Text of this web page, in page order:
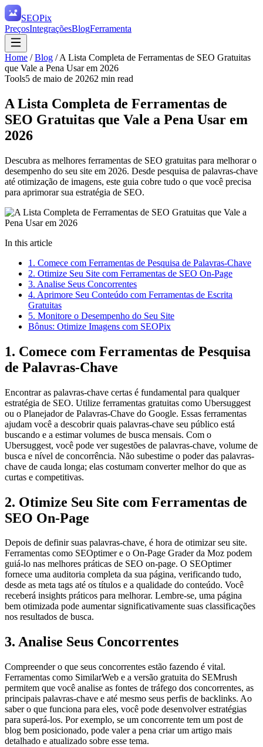
SEOPix
PreçosIntegraçõesBlogFerramenta
Home /Blog /A Lista Completa de Ferramentas de SEO Gratuitas
que Vale a Pena Usar em 2026
Tools5 de maio de 20262 min read
A Lista Completa de Ferramentas de
SEO Gratuitas que Vale a Pena Usar em
2026
Descubra as melhores ferramentas de SEO gratuitas para melhorar o
desempenho do seu site em 2026. Desde pesquisa de palavras-chave
até otimização de imagens, este guia cobre tudo o que você precisa
para aprimorar sua estratégia de SEO.
In this article
1. Comece com Ferramentas de Pesquisa de Palavras-Chave
2. Otimize Seu Site com Ferramentas de SEO On-Page
3. Analise Seus Concorrentes
4. Aprimore Seu Conteúdo com Ferramentas de Escrita
Gratuitas
5. Monitore o Desempenho do Seu Site
Bônus: Otimize Imagens com SEOPix
1. Comece com Ferramentas de Pesquisa
de Palavras-Chave
Encontrar as palavras-chave certas é fundamental para qualquer
estratégia de SEO. Utilize ferramentas gratuitas como Ubersuggest
ou o Planejador de Palavras-Chave do Google. Essas ferramentas
ajudam você a descobrir quais palavras-chave seu público está
buscando e a estimar volumes de busca mensais. Com o
Ubersuggest, você pode ver sugestões de palavras-chave, volume de
busca e nível de concorrência. Não subestime o poder das palavras-
chave de cauda longa; elas costumam converter melhor do que as
curtas e competitivas.
2. Otimize Seu Site com Ferramentas de
SEO On-Page
Depois de definir suas palavras-chave, é hora de otimizar seu site.
Ferramentas como SEOptimer e o On-Page Grader da Moz podem
guiá-lo nas melhores práticas de SEO on-page. O SEOptimer
fornece uma auditoria completa da sua página, verificando tudo,
desde as meta tags até os títulos e a qualidade do conteúdo. Você
receberá insights práticos para melhorar. Lembre-se, uma página
bem otimizada pode aumentar significativamente suas classificações
nos resultados de busca.
3. Analise Seus Concorrentes
Compreender o que seus concorrentes estão fazendo é vital.
Ferramentas como SimilarWeb e a versão gratuita do SEMrush
permitem que você analise as fontes de tráfego dos concorrentes, as
principais palavras-chave e até mesmo seus perfis de backlinks. Ao
saber o que funciona para eles, você pode desenvolver estratégias
para superá-los. Por exemplo, se um concorrente tem um post de
blog bem posicionado, pode valer a pena criar um artigo mais
detalhado e atualizado sobre esse tema.